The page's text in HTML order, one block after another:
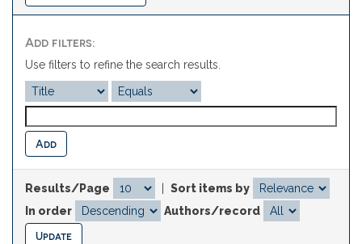
Add filters:
Use filters to refine the search results.
Results/Page
Sort items by
In order
Authors/record